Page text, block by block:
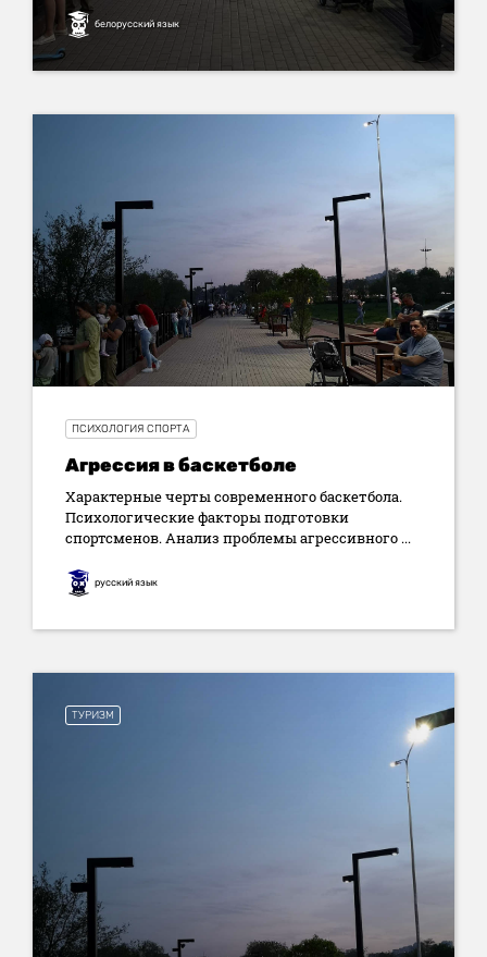
белорусский язык
ПСИХОЛОГИЯ СПОРТА
Агрессия в баскетболе
Характерные черты современного баскетбола.
Психологические факторы подготовки
спортсменов. Анализ проблемы агрессивного ...
русский язык
ТУРИЗМ